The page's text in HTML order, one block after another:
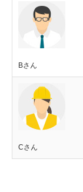
Bさん
Cさん